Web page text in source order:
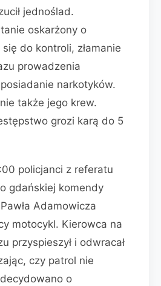
jednoślad.
oskarżony o
do kontroli, złamanie
prowadzenia
narkotyków.
także jego krew.
grozi karą do 5
policjanci z referatu
gdańskiej komendy
Adamowicza
motocykl. Kierowca na
przyspieszył i odwracał
czy patrol nie
o